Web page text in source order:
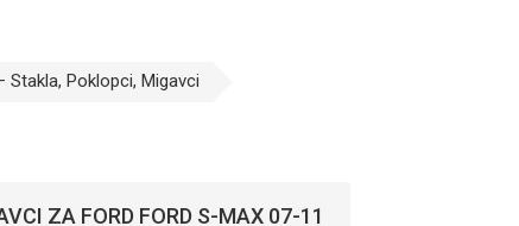
Poklopci, Migavci
ZA FORD FORD S-MAX 07-11